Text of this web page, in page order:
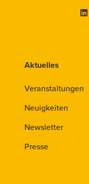
Aktuelles
Veranstaltungen
Neuigkeiten
Newsletter
Presse